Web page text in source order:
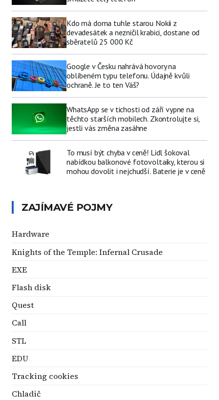
Kdo má doma tuhle starou Nokii z
devadesátek a nezničil krabici, dostane od
sběratelů 25 000 Kč
Google v Česku nahrává hovory na
oblíbeném typu telefonu. Údajně kvůli
ochraně. Je to ten Váš?
WhatsApp se v tichosti od září vypne na
těchto starších mobilech. Zkontrolujte si,
jestli vás změna zasáhne
To musí být chyba v ceně! Lidl šokoval
nabídkou balkonové fotovoltaiky, kterou si
mohou dovolit i nejchudší. Baterie je v ceně
ZAJÍMAVÉ POJMY
Hardware
Knights of the Temple: Infernal Crusade
EXE
Flash disk
Quest
Call
STL
EDU
Tracking cookies
Chladič